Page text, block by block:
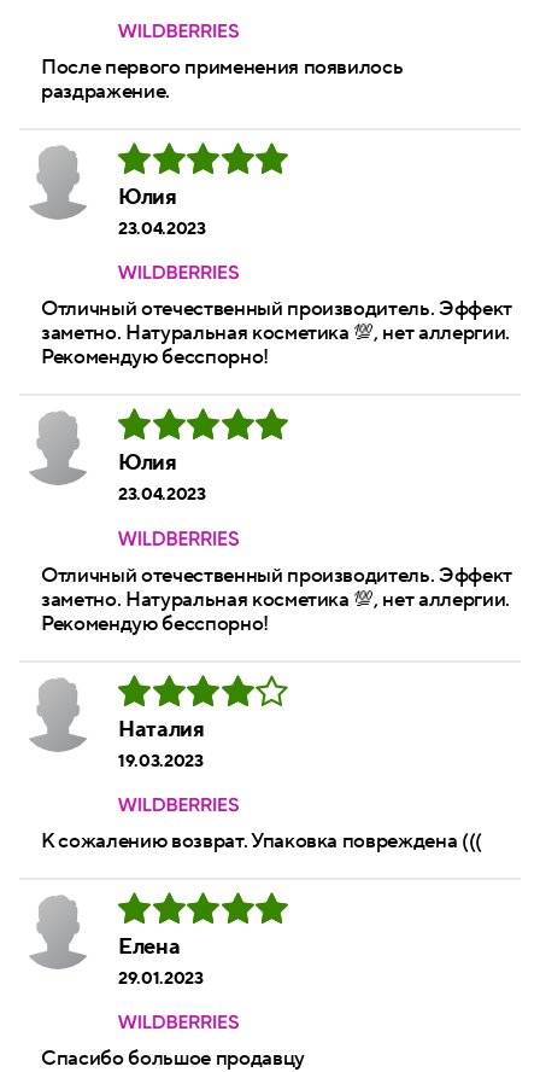
После первого применения появилось
раздражение.
Юлия
23.04.2023
Отличный отечественный производитель. Эффект
заметно. Натуральная косметика 💯, нет аллергии.
Рекомендую бесспорно!
Юлия
23.04.2023
Отличный отечественный производитель. Эффект
заметно. Натуральная косметика 💯, нет аллергии.
Рекомендую бесспорно!
Наталия
19.03.2023
К сожалению возврат. Упаковка повреждена (((
Елена
29.01.2023
Спасибо большое продавцу